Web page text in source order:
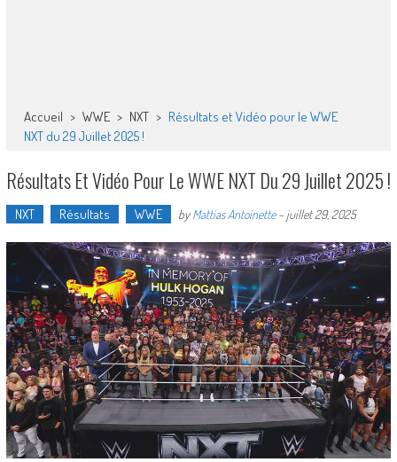
Accueil > WWE > NXT > Résultats et Vidéo pour le WWE
NXT du 29 Juillet 2025 !
Résultats Et Vidéo Pour Le WWE NXT Du 29 Juillet 2025 !
NXT Résultats WWE byMattias Antoinette- juillet 29, 2025